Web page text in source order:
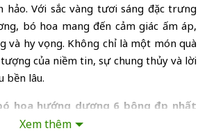
hảo. Với sắc vàng tươi sáng đặc trưng
bó hoa mang đến cảm giác ấm áp,
và hy vọng. Không chỉ là một món quà
tượng của niềm tin, sự chung thủy và lời
bền lâu.
hoa hướng dương 6 bông đẹp nhất
rỡ và mạnh mẽ của từng bông hoa. Hoa
Xem thêm